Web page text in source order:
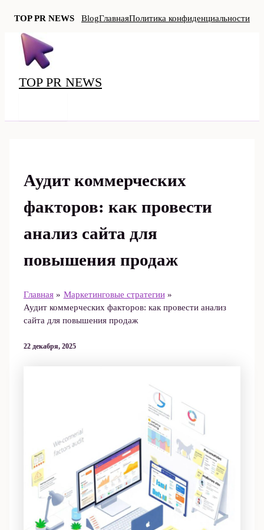
TOP PR NEWS BlogГлавнаяПолитика конфиденциальности
Перейти
содержимому
TOP PR NEWS
Аудит коммерческих
факторов: как провести
анализ сайта для
повышения продаж
Главная
Маркетинговые стратегии
Аудит коммерческих факторов: как провести анализ
сайта для повышения продаж
22 декабря, 2025